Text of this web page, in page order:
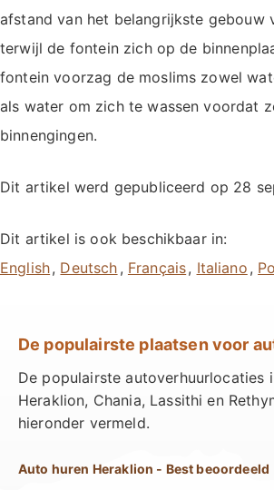
afstand van het belangrijkste gebouw
terwijl de fontein zich op de
fontein voorzag de moslims zowel
als water om zich te wassen voordat
binnengingen.
Dit artikel werd gepubliceerd op 28
Dit artikel is ook beschikbaar in:
,
, , ,
De populairste plaatsen voor
De populairste autoverhuurlocaties
Heraklion, Chania, Lassithi en
hieronder vermeld.
Auto huren Heraklion - Best beoordeeld